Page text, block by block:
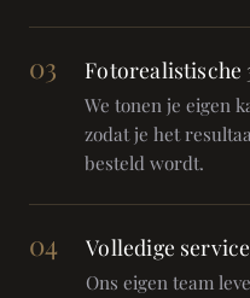
03 Fotorealistische
We tonen je eigen
zodat je het
besteld wordt.
04 Volledige service
Ons eigen team